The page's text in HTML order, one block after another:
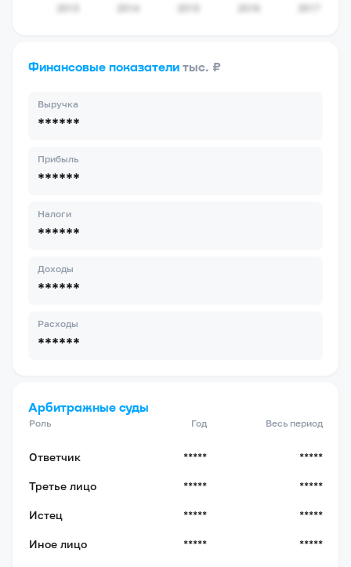
Финансовые показатели тыс. ₽
Выручка
******
Прибыль
******
Налоги
******
Доходы
******
Расходы
******
Арбитражные суды
Роль Год Весь период
Ответчик ***** *****
Третье лицо ***** *****
Истец ***** *****
Иное лицо ***** *****